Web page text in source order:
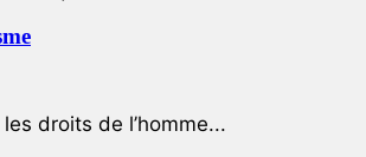
droits de l’homme...